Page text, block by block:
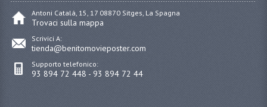
Antoni Catalá, 15, 17 08870 Sitges, La Spagna
Trovaci sulla mappa
Scrivici A:
tienda@benitomovieposter.com
Supporto telefonico:
93 894 72 448 - 93 894 72 44